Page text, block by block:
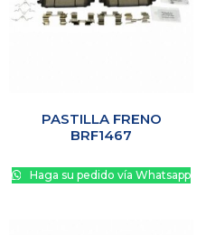
PASTILLA FRENO
BRF1467
Haga su pedido vía Whatsapp